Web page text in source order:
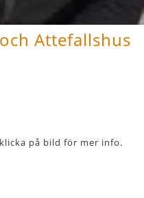
Attefallshus
på bild för mer info.